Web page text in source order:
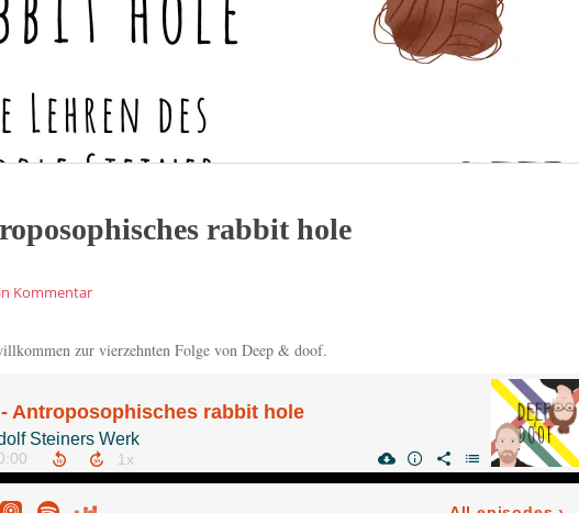
rabbit hole
Kommentar
zur vierzehnten Folge von Deep & doof.